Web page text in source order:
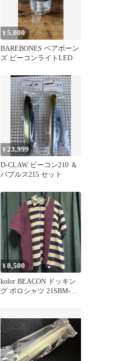
¥5,000
BAREBONES ベアボーン
ズ ビーコンライトLED
¥ 23,999
D-CLAW ビーコン210 ＆
バブルス215 セット
¥8,500
kolor BEACON ドッキン
グ ポロシャツ 21SBM-